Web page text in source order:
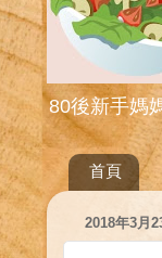
80後新手媽
首頁
2018年3月